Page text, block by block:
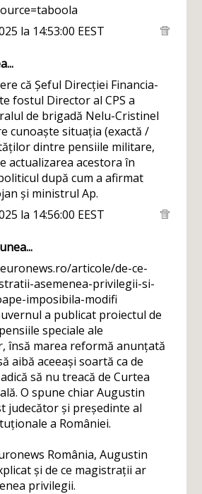
la 14:53:00 EEST
că Șeful Direcției Financia-
fostul Director al CPS a
de brigadă Nelu-Cristinel
cunoaște situația (exactă /
dintre pensiile militare,
actualizarea acestora în
după cum a afirmat
și ministrul Ap.
la 14:56:00 EEST
articole/de-ce-
asemenea-privilegii-si-
imposibila-modifi
a publicat proiectul de
speciale ale
însă marea reformă anunțată
aibă aceeași soartă ca de
să nu treacă de Curtea
O spune chiar Augustin
judecător și președinte al
a României.
România, Augustin
și de ce magistrații ar
privilegii.